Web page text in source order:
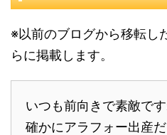
※以前のブログから移転し
らに掲載します。
いつも前向きで素敵で
確かにアラフォー出産